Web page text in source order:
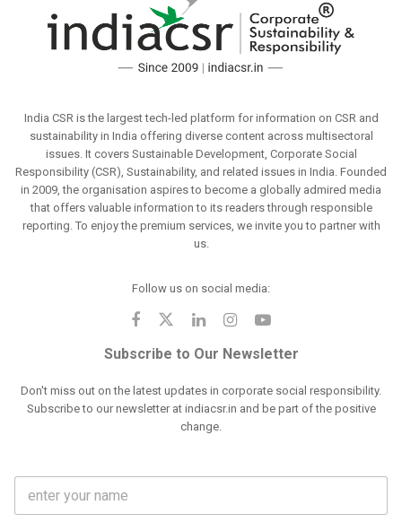
India CSR is the largest tech-led platform for information on CSR and
sustainability in India offering diverse content across multisectoral
issues. It covers Sustainable Development, Corporate Social
Responsibility (CSR), Sustainability, and related issues in India. Founded
in 2009, the organisation aspires to become a globally admired media
that offers valuable information to its readers through responsible
reporting. To enjoy the premium services, we invite you to partner with
us.
Follow us on social media:
Subscribe to Our Newsletter
Don't miss out on the latest updates in corporate social responsibility.
Subscribe to our newsletter at indiacsr.in and be part of the positive
change.
F
l